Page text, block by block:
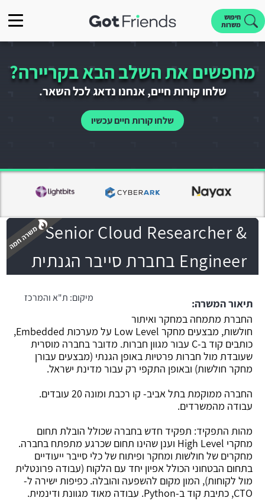
חיפוש
משרות
מחפשים את השלב הבא בקריירה?
שלחו קורות חיים, אנחנו נדאג לכל השאר.
שלחו קורות חיים עכשיו
Senior Cloud Researcher &
Engineer בחברת סייבר הגנתית
מיקום: ת"א והמרכז
תיאור המשרה:
החברת מתמחה במחקר ואיתור
חולשות, מבצעים מחקר Low Level על מערכות Embedded,
כותבים קוד ב-C עבור מגוון חברות. מדובר בחברה מוסרית
שעובדת מול חברות פרטיות באופן הגנתי (מבצעים עבורן
מחקר חולשות) ובאופן התקפי רק עבור מדינת ישראל.
החברה ממוקמת בתל אביב- קו רכבת ומונה 20 עובדים.
עבודה מהמשרדים.
מהות התפקיד: תפקיד חדש בחברה שכולל הובלת תחום
מחקרי High Level וענן שהינו תחום שכרגע מתפתח בחברה.
מחקרים של חולשות ומחקר ופיתוח של כלי סייבר ייעודיים
בתחום הבטחוני הכולל אפיון יחד עם הלקוח (עבודה פרונטלית
מול לקוחות), המון מקום להשפעה והובלה. כפיפות ישירה ל-
CTO, כתיבת קוד ב-Python. עבודה מאוד מגוונת ודינמית.